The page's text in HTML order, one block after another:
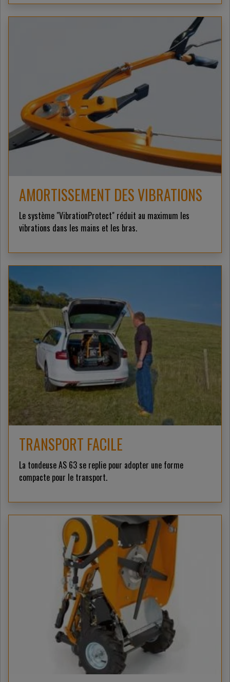
AMORTISSEMENT DES VIBRATIONS
Le système "VibrationProtect" réduit au maximum les
vibrations dans les mains et les bras.
TRANSPORT FACILE
La tondeuse AS 63 se replie pour adopter une forme
compacte pour le transport.